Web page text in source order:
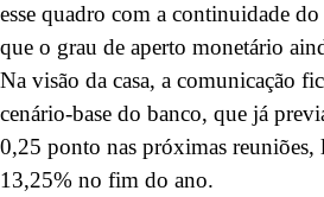
esse quadro com a continuidade
que o grau de aperto monetário
Na visão da casa, a comunicação
cenário-base do banco, que já
0,25 ponto nas próximas reuniões,
13,25% no fim do ano.